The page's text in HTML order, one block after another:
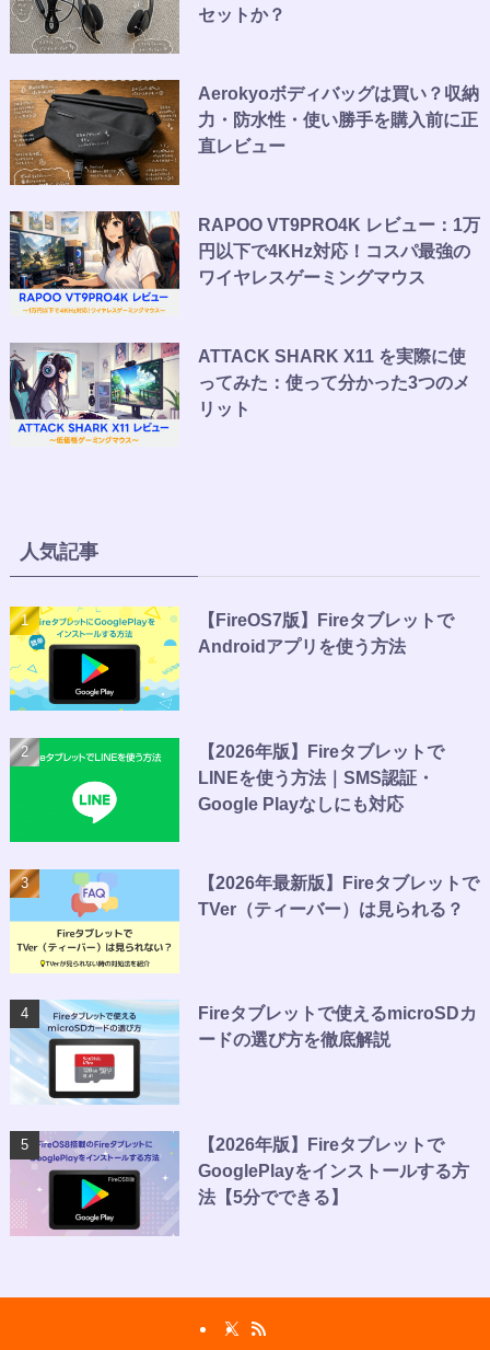
セットか？
Aerokyoボディバッグは買い？収納
力・防水性・使い勝手を購入前に正
直レビュー
RAPOO VT9PRO4K レビュー：1万
円以下で4KHz対応！コスパ最強の
ワイヤレスゲーミングマウス
ATTACK SHARK X11 を実際に使
ってみた：使って分かった3つのメ
リット
人気記事
【FireOS7版】Fireタブレットで
Androidアプリを使う方法
【2026年版】Fireタブレットで
LINEを使う方法｜SMS認証・
Google Playなしにも対応
【2026年最新版】Fireタブレットで
TVer（ティーバー）は見られる？
Fireタブレットで使えるmicroSDカ
ードの選び方を徹底解説
【2026年版】Fireタブレットで
GooglePlayをインストールする方
法【5分でできる】